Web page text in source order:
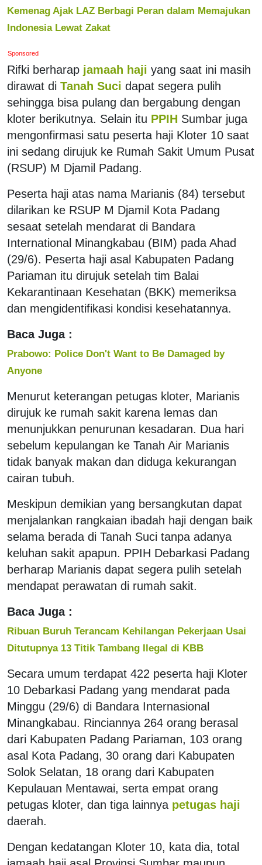
Kemenag Ajak LAZ Berbagi Peran dalam Memajukan
Indonesia Lewat Zakat
Sponsored
Rifki berharap jamaah haji yang saat ini masih
dirawat di Tanah Suci dapat segera pulih
sehingga bisa pulang dan bergabung dengan
kloter berikutnya. Selain itu PPIH Sumbar juga
mengonfirmasi satu peserta haji Kloter 10 saat
ini sedang dirujuk ke Rumah Sakit Umum Pusat
(RSUP) M Djamil Padang.
Peserta haji atas nama Marianis (84) tersebut
dilarikan ke RSUP M Djamil Kota Padang
sesaat setelah mendarat di Bandara
International Minangkabau (BIM) pada Ahad
(29/6). Peserta haji asal Kabupaten Padang
Pariaman itu dirujuk setelah tim Balai
Kekarantinaan Kesehatan (BKK) memeriksa
dan mengidentifikasi kondisi kesehatannya.
Baca Juga :
Prabowo: Police Don't Want to Be Damaged by
Anyone
Menurut keterangan petugas kloter, Marianis
dirujuk ke rumah sakit karena lemas dan
menunjukkan penurunan kesadaran. Dua hari
sebelum kepulangan ke Tanah Air Marianis
tidak banyak makan dan diduga kekurangan
cairan tubuh.
Meskipun demikian yang bersangkutan dapat
menjalankan rangkaian ibadah haji dengan baik
selama berada di Tanah Suci tanpa adanya
keluhan sakit apapun. PPIH Debarkasi Padang
berharap Marianis dapat segera pulih setelah
mendapat perawatan di rumah sakit.
Baca Juga :
Ribuan Buruh Terancam Kehilangan Pekerjaan Usai
Ditutupnya 13 Titik Tambang Ilegal di KBB
Secara umum terdapat 422 peserta haji Kloter
10 Debarkasi Padang yang mendarat pada
Minggu (29/6) di Bandara Internasional
Minangkabau. Rinciannya 264 orang berasal
dari Kabupaten Padang Pariaman, 103 orang
asal Kota Padang, 30 orang dari Kabupaten
Solok Selatan, 18 orang dari Kabupaten
Kepulauan Mentawai, serta empat orang
petugas kloter, dan tiga lainnya petugas haji
daerah.
Dengan kedatangan Kloter 10, kata dia, total